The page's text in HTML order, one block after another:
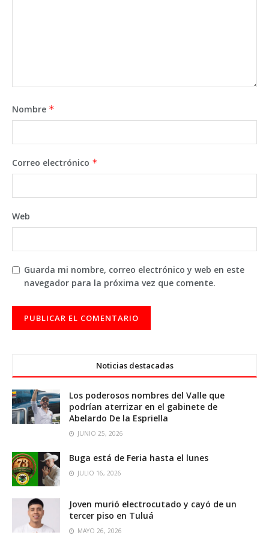
Nombre *
Correo electrónico *
Web
Guarda mi nombre, correo electrónico y web en este
navegador para la próxima vez que comente.
Noticias destacadas
Los poderosos nombres del Valle que
podrían aterrizar en el gabinete de
Abelardo De la Espriella
JUNIO 25, 2026
Buga está de Feria hasta el lunes
JULIO 16, 2026
Joven murió electrocutado y cayó de un
tercer piso en Tuluá
MAYO 26, 2026